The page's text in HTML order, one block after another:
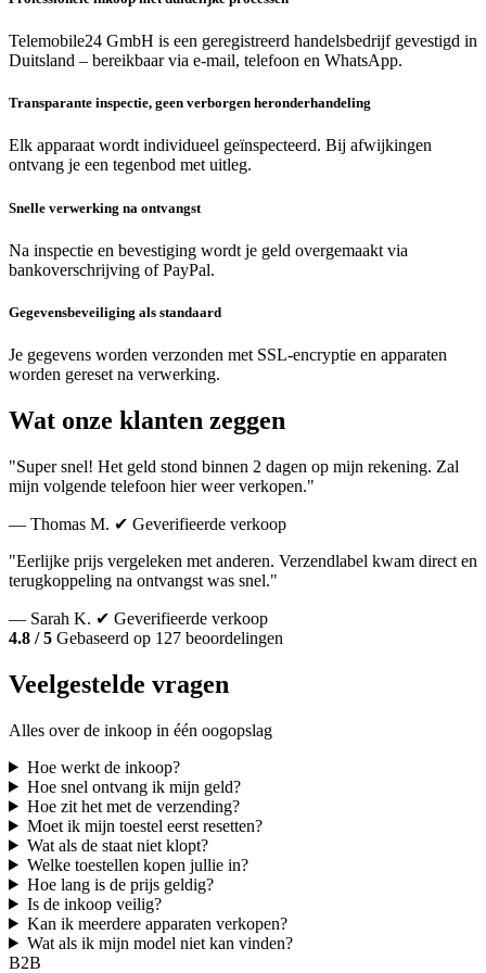
Telemobile24 GmbH is een geregistreerd handelsbedrijf gevestigd in
Duitsland – bereikbaar via e-mail, telefoon en WhatsApp.
Transparante inspectie, geen verborgen heronderhandeling
Elk apparaat wordt individueel geïnspecteerd. Bij afwijkingen
ontvang je een tegenbod met uitleg.
Snelle verwerking na ontvangst
Na inspectie en bevestiging wordt je geld overgemaakt via
bankoverschrijving of PayPal.
Gegevensbeveiliging als standaard
Je gegevens worden verzonden met SSL-encryptie en apparaten
worden gereset na verwerking.
Wat onze klanten zeggen
"Super snel! Het geld stond binnen 2 dagen op mijn rekening. Zal
mijn volgende telefoon hier weer verkopen."
— Thomas M. ✔ Geverifieerde verkoop
"Eerlijke prijs vergeleken met anderen. Verzendlabel kwam direct en
terugkoppeling na ontvangst was snel."
— Sarah K. ✔ Geverifieerde verkoop
4.8 / 5 Gebaseerd op 127 beoordelingen
Veelgestelde vragen
Alles over de inkoop in één oogopslag
Hoe werkt de inkoop?
Hoe snel ontvang ik mijn geld?
Hoe zit het met de verzending?
Moet ik mijn toestel eerst resetten?
Wat als de staat niet klopt?
Welke toestellen kopen jullie in?
Hoe lang is de prijs geldig?
Is de inkoop veilig?
Kan ik meerdere apparaten verkopen?
Wat als ik mijn model niet kan vinden?
B2B